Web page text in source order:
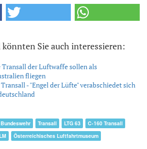
Sie auch interessieren:
Transall der Luftwaffe sollen als
fliegen
- "Engel der Lüfte" verabschiedet sich
Bundeswehr Transall LTG 63
C-160 Transall
Österreichisches Luftfahrtmuseum